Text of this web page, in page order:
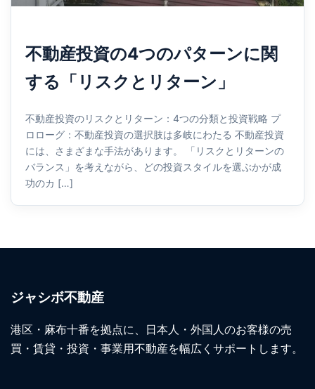
不動産投資の4つのパターンに関
する「リスクとリターン」
不動産投資のリスクとリターン：4つの分類と投資戦略 プ
ロローグ：不動産投資の選択肢は多岐にわたる 不動産投資
には、さまざまな手法があります。 「リスクとリターンの
バランス」を考えながら、どの投資スタイルを選ぶかが成
功のカ […]
ジャシボ不動産
港区・麻布十番を拠点に、日本人・外国人のお客様の売
買・賃貸・投資・事業用不動産を幅広くサポートします。